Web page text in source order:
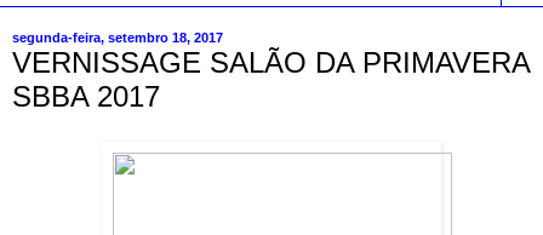
segunda-feira, setembro 18, 2017
VERNISSAGE SALÃO DA PRIMAVERA
SBBA 2017